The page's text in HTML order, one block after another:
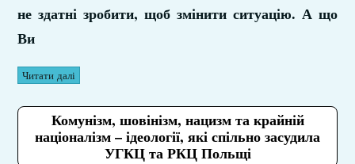
не здатні зробити, щоб змінити ситуацію. А що
Ви
Читати далі
Комунізм, шовінізм, нацизм та крайній
націоналізм – ідеології, які спільно засудила
УГКЦ та РКЦ Польщі